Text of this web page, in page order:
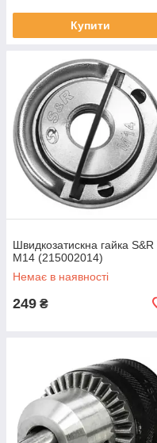
Купити
Швидкозатискна гайка S&R
M14 (215002014)
Немає в наявності
249 ₴